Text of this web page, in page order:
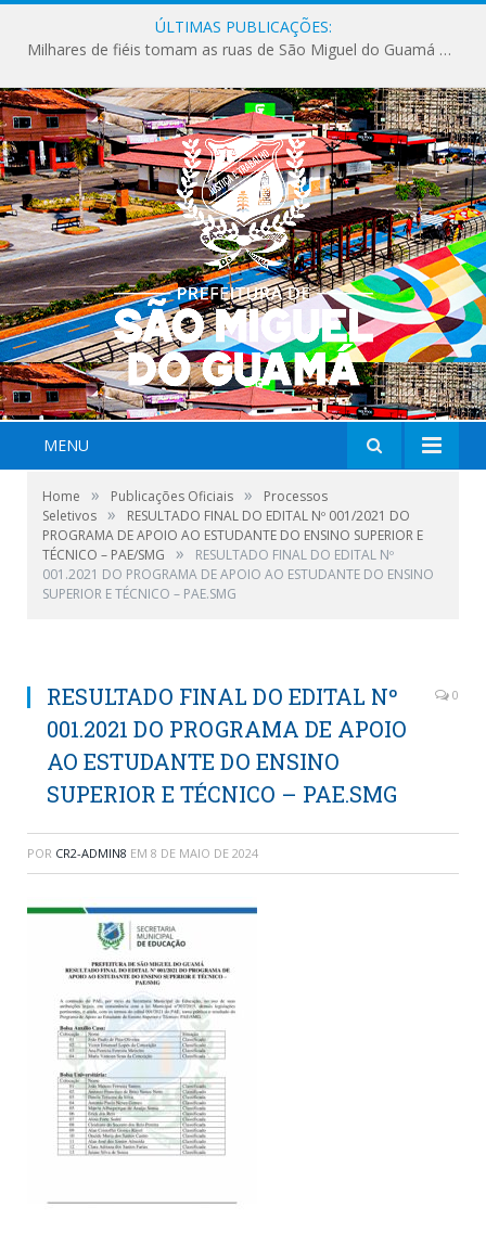
ÚLTIMAS PUBLICAÇÕES:
Milhares de fiéis tomam as ruas de São Miguel do Guamá em uma grande celebração de fé na Marcha para Jesus 2026.
MENU
Home » Publicações Oficiais »
Processos
Seletivos »
RESULTADO FINAL DO EDITAL Nº 001/2021 DO
PROGRAMA DE APOIO AO ESTUDANTE DO ENSINO SUPERIOR E
TÉCNICO – PAE/SMG
»
RESULTADO FINAL DO EDITAL Nº
001.2021 DO PROGRAMA DE APOIO AO ESTUDANTE DO ENSINO
SUPERIOR E TÉCNICO – PAE.SMG
RESULTADO FINAL DO EDITAL Nº
001.2021 DO PROGRAMA DE APOIO
AO ESTUDANTE DO ENSINO
SUPERIOR E TÉCNICO – PAE.SMG
0
POR CR2-ADMIN8 EM 8 DE MAIO DE 2024